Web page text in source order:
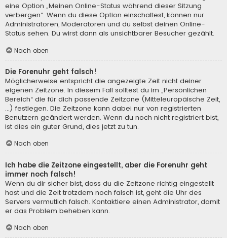
eine Option „Meinen Online-Status während dieser Sitzung
verbergen“. Wenn du diese Option einschaltest, können nur
Administratoren, Moderatoren und du selbst deinen Online-
Status sehen. Du wirst dann als unsichtbarer Besucher gezählt.
Nach oben
Die Forenuhr geht falsch!
Möglicherweise entspricht die angezeigte Zeit nicht deiner
eigenen Zeitzone. In diesem Fall solltest du im „Persönlichen
Bereich“ die für dich passende Zeitzone (Mitteleuropäische Zeit,
...) festlegen. Die Zeitzone kann dabei nur von registrierten
Benutzern geändert werden. Wenn du noch nicht registriert bist,
ist dies ein guter Grund, dies jetzt zu tun.
Nach oben
Ich habe die Zeitzone eingestellt, aber die Forenuhr geht
immer noch falsch!
Wenn du dir sicher bist, dass du die Zeitzone richtig eingestellt
hast und die Zeit trotzdem noch falsch ist, geht die Uhr des
Servers vermutlich falsch. Kontaktiere einen Administrator, damit
er das Problem beheben kann.
Nach oben